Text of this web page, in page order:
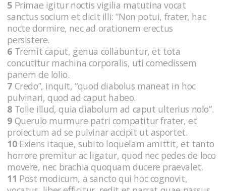
5 Primae igitur noctis vigilia matutina vocat
sanctus socium et dicit illi: “Non potui, frater, hac
nocte dormire, nec ad orationem erectus
persistere.
6 Tremit caput, genua collabuntur, et tota
concutitur machina corporalis, uti comedissem
panem de lolio.
7 Credo”, inquit, “quod diabolus maneat in hoc
pulvinari, quod ad caput habeo.
8 Tolle illud, quia diabolum ad caput ulterius nolo”.
9 Querulo murmure patri compatitur frater, et
proiectum ad se pulvinar accipit ut asportet.
10Exiens itaque, subito loquelam amittit, et tanto
horrore premitur ac ligatur, quod nec pedes de loco
movere, nec brachia quoquam ducere praevalet.
11 Post modicum, a sancto qui hoc cognovit,